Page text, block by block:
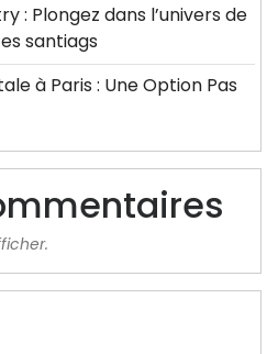
: Plongez dans l’univers de
santiags
à Paris : Une Option Pas